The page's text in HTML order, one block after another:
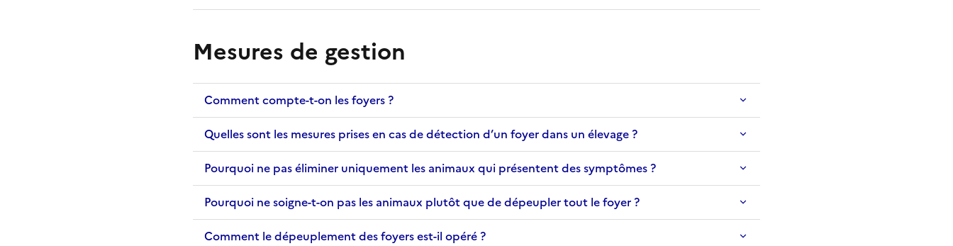
Mesures de gestion
Comment compte-t-on les foyers ?
Quelles sont les mesures prises en cas de détection d’un foyer dans un élevage ?
Pourquoi ne pas éliminer uniquement les animaux qui présentent des symptômes ?
Pourquoi ne soigne-t-on pas les animaux plutôt que de dépeupler tout le foyer ?
Comment le dépeuplement des foyers est-il opéré ?